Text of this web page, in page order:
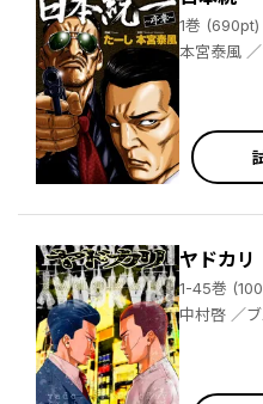
1巻 (690pt)
本
ヤドカリ
1-45巻
中村啓